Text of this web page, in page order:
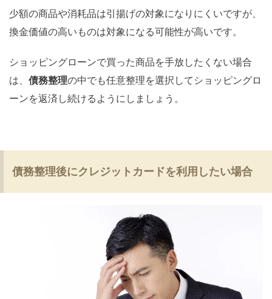
少額の商品や消耗品は引揚げの対象になりにくいですが、
換金価値の高いものは対象になる可能性が高いです。
ショッピングローンで買った商品を手放したくない場合
は、 債務整理の中でも任意整理を選択してショッピングロ
ーンを返済し続けるようにしましょう。
債務整理後にクレジットカードを利用したい場合